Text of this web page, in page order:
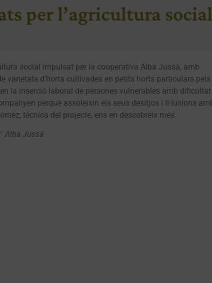
per l’agricultura social
social impulsat per la cooperativa Alba Jussà, amb
varietats d’horta cultivades en petits horts particulars pels
la inserció laboral de persones vulnerables amb dificultat
perquè assoleixin els seus desitjos i il·lusions
tècnica del projecte, ens en descobreix més.
Alba Jussà